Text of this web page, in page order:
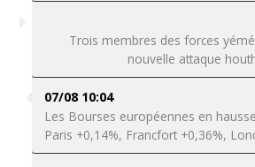
Trois membres des forces
nouvelle attaque
07/08 10:04
Les Bourses européennes en
Paris +0,14%, Francfort +0,36%,